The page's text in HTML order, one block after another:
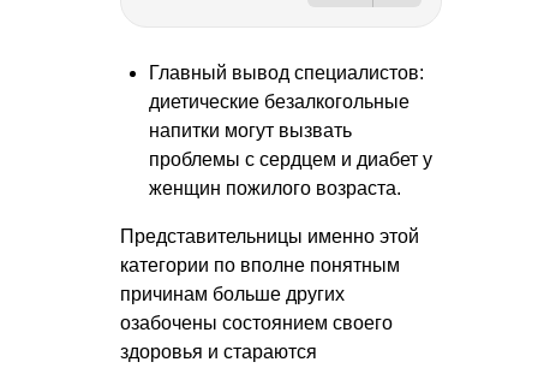
Главный вывод специалистов:
диетические безалкогольные
напитки могут вызвать
проблемы с сердцем и диабет у
женщин пожилого возраста.
Представительницы именно этой
категории по вполне понятным
причинам больше других
озабочены состоянием своего
здоровья и стараются